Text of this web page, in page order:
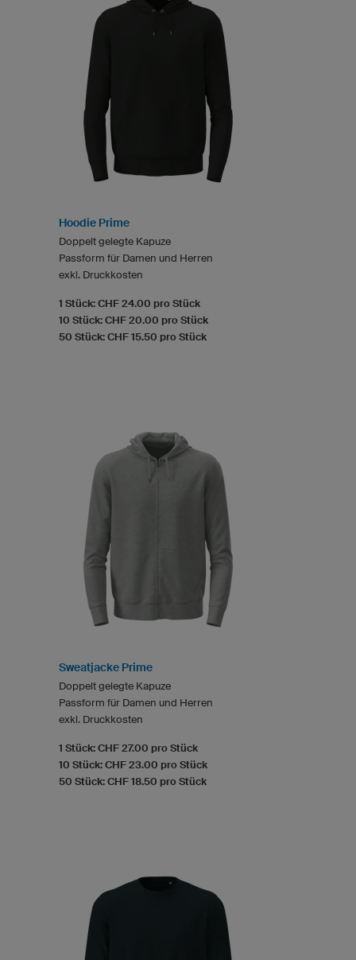
Hoodie Prime
Doppelt gelegte Kapuze
Passform für Damen und Herren
exkl. Druckkosten
1 Stück: CHF 24.00 pro Stück
10 Stück: CHF 20.00 pro Stück
50 Stück: CHF 15.50 pro Stück
Sweatjacke Prime
Doppelt gelegte Kapuze
Passform für Damen und Herren
exkl. Druckkosten
1 Stück: CHF 27.00 pro Stück
10 Stück: CHF 23.00 pro Stück
50 Stück: CHF 18.50 pro Stück